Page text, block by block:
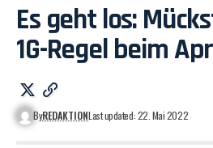
Es geht los:
1G-Regel beim
ByREDAKTIONLast updated: 22. Mai 2022